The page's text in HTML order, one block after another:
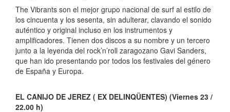
The Vibrants son el mejor grupo nacional de surf al estilo de
los cincuenta y los sesenta, sin adulterar, clavando el sonido
auténtico y original incluso en los instrumentos y
amplificadores. Tienen dos discos a su nombre y un tercero
junto a la leyenda del rock’n’roll zaragozano Gavi Sanders,
que han ido presentando por todos los festivales del género
de España y Europa.
EL CANIJO DE JEREZ ( EX DELINQÜENTES) (Viernes 23 /
22.00 h)